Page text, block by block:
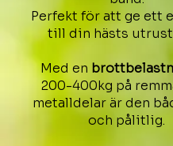
Perfekt för att ge ett
till din hästs
Med en
200-400kg på
metalldelar är den
och pålitlig.